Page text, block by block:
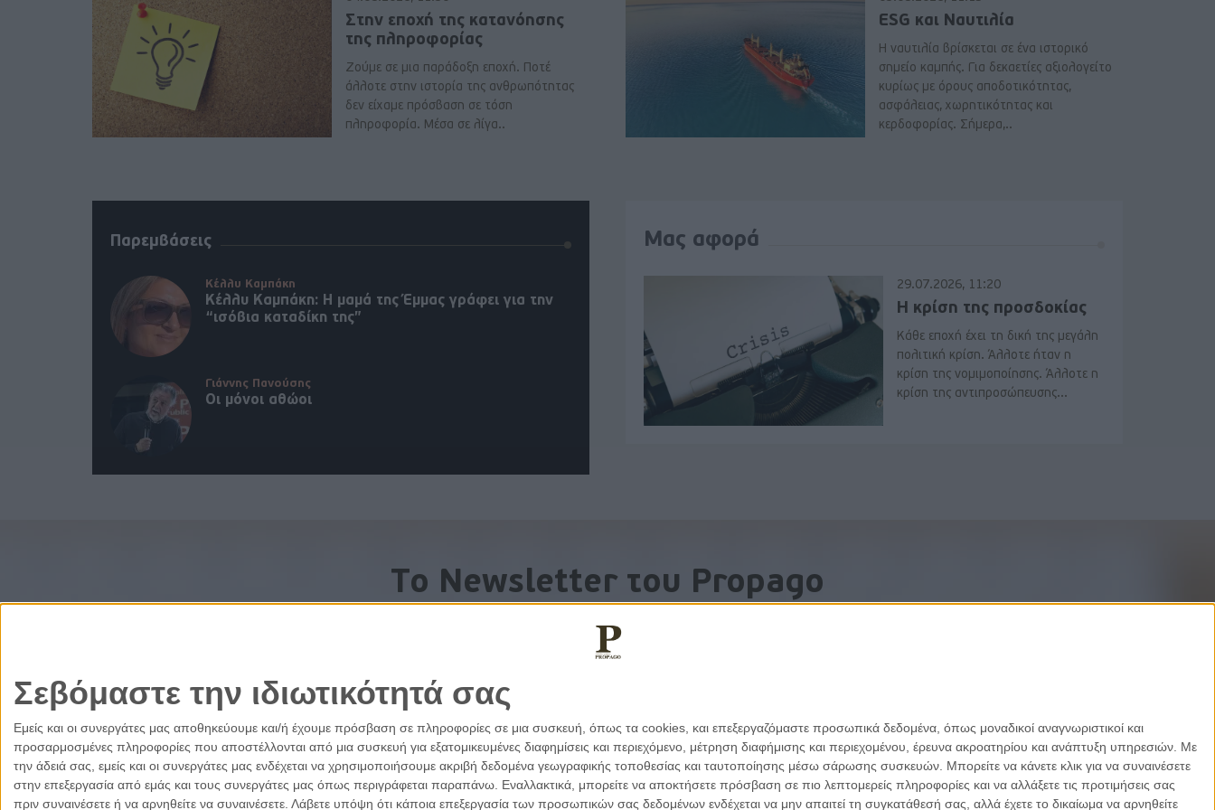
Σεβόμαστε την ιδιωτικότητά σας
Εμείς και οι συνεργάτες μας αποθηκεύουμε και/ή έχουμε πρόσβαση σε πληροφορίες σε μια συσκευή, όπως τα cookies, και επεξεργαζόμαστε προσωπικά δεδομένα, όπως μοναδικοί αναγνωριστικοί και
προσαρμοσμένες πληροφορίες που αποστέλλονται από μια συσκευή για εξατομικευμένες διαφημίσεις και περιεχόμενο, μέτρηση διαφήμισης και περιεχομένου, έρευνα ακροατηρίου και ανάπτυξη υπηρεσιών. Με
την άδειά σας, εμείς και οι συνεργάτες μας ενδέχεται να χρησιμοποιήσουμε ακριβή δεδομένα γεωγραφικής τοποθεσίας και ταυτοποίησης μέσω σάρωσης συσκευών. Μπορείτε να κάνετε κλικ για να συναινέσετε
στην επεξεργασία από εμάς και τους συνεργάτες μας όπως περιγράφεται παραπάνω. Εναλλακτικά, μπορείτε να αποκτήσετε πρόσβαση σε πιο λεπτομερείς πληροφορίες και να αλλάξετε τις προτιμήσεις σας
πριν συναινέσετε ή να αρνηθείτε να συναινέσετε. Λάβετε υπόψη ότι κάποια επεξεργασία των προσωπικών σας δεδομένων ενδέχεται να μην απαιτεί τη συγκατάθεσή σας, αλλά έχετε το δικαίωμα να αρνηθείτε
Στην εποχή της κατανόησης
της πληροφορίας
Ζούμε σε μια παράδοξη εποχή. Ποτέ
άλλοτε στην ιστορία της ανθρωπότητας
δεν είχαμε πρόσβαση σε τόση
πληροφορία. Μέσα σε λίγα..
ESG και Ναυτιλία
Η ναυτιλία βρίσκεται σε ένα ιστορικό
σημείο καμπής. Για δεκαετίες αξιολογείτο
κυρίως με όρους αποδοτικότητας,
ασφάλειας, χωρητικότητας και
κερδοφορίας. Σήμερα,..
Παρεμβάσεις
Κέλλυ Καμπάκη
Κέλλυ Καμπάκη: Η μαμά της Έμμας γράφει για την
“ισόβια καταδίκη της”
Γιάννης Πανούσης
Οι μόνοι αθώοι
Μας αφορά
29.07.2026, 11:20
Η κρίση της προσδοκίας
Κάθε εποχή έχει τη δική της μεγάλη
πολιτική κρίση. Άλλοτε ήταν η
κρίση της νομιμοποίησης. Άλλοτε η
κρίση της αντιπροσώπευσης...
To Newsletter του Propago
Λάβετε την ανάλυση της ημέρας στο email σας